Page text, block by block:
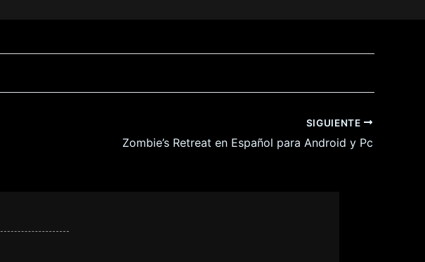
SIGUIENTE
Zombie’s Retreat en Español para Android y Pc